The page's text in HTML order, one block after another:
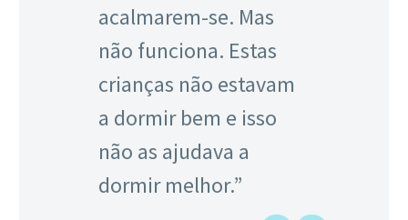
acalmarem-se. Mas
não funciona. Estas
crianças não estavam
a dormir bem e isso
não as ajudava a
dormir melhor.”